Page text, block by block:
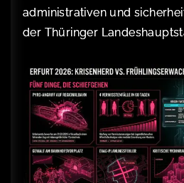
administrativen und
der Thüringer